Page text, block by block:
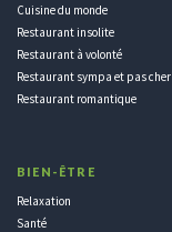
Cuisine du monde
Restaurant insolite
Restaurant à volonté
Restaurant sympa et pas cher
Restaurant romantique
BIEN-ÊTRE
Relaxation
Santé